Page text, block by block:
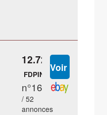
12.72 €
FDPIN
n°16
/ 52
annonces